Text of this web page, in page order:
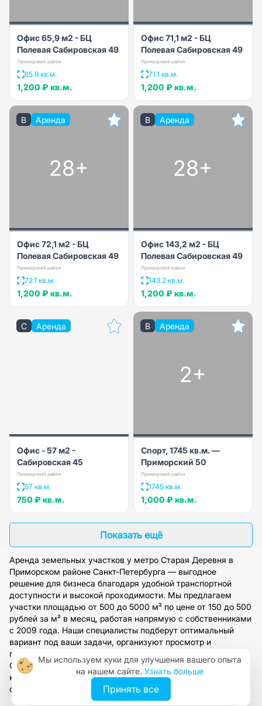
Офис 65,9 м2 - БЦ
Полевая Сабировская 49
Приморский район
65.9 кв.м.
1,200 ₽ кв.м.
Офис 71,1 м2 - БЦ
Полевая Сабировская 49
Приморский район
71.1 кв.м.
1,200 ₽ кв.м.
B Аренда
28+
Офис 72,1 м2 - БЦ
Полевая Сабировская 49
Приморский район
72.1 кв.м.
1,200 ₽ кв.м.
B Аренда
28+
Офис 143,2 м2 - БЦ
Полевая Сабировская 49
Приморский район
143.2 кв.м.
1,200 ₽ кв.м.
C Аренда
Офис - 57 м2 -
Сабировская 45
Приморский район
57 кв.м.
750 ₽ кв.м.
B Аренда
2+
Спорт, 1745 кв.м. —
Приморский 50
Приморский район
1745 кв.м.
1,000 ₽ кв.м.
Показать ещё
Аренда земельных участков у метро Старая Деревня в
Приморском районе Санкт-Петербурга — выгодное
решение для бизнеса благодаря удобной транспортной
доступности и высокой проходимости. Мы предлагаем
участки площадью от 500 до 5000 м² по цене от 150 до 500
рублей за м² в месяц, работая напрямую с собственниками
с 2009 года. Наши специалисты подберут оптимальный
вариант под ваши задачи, организуют просмотр и
предоставят полное юридическое сопровождение.
Оставьте заявку на сайте, чтобы получить персональную
консультацию и доступ к нашей базе проверенных
объектов.
Мы используем куки для улучшения вашего опыта
на нашем сайте. Узнать больше
Принять все